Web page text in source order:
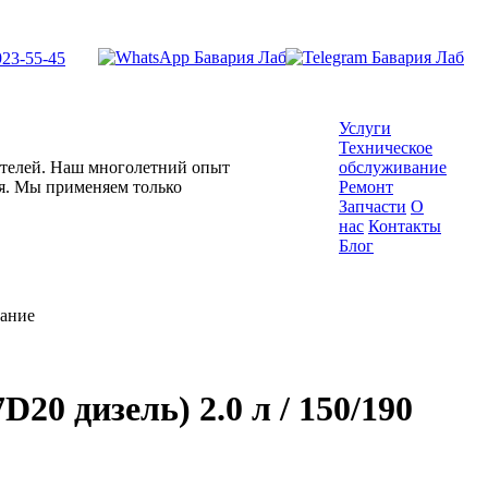
55-45
Наш многолетний опыт
Мы применяем только
Услуги
Техническое
обслуживание
Ремонт
Запчасти О
нас Контакты
Блог
дизель) 2.0 л / 150/190